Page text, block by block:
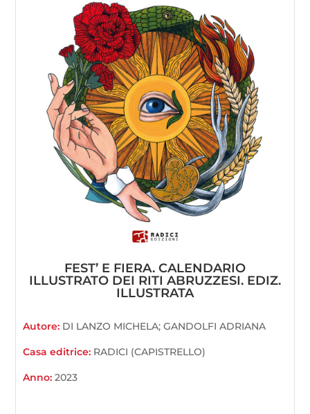
FEST’ E FIERA. CALENDARIO
ILLUSTRATO DEI RITI ABRUZZESI. EDIZ.
ILLUSTRATA
Autore: DI LANZO MICHELA; GANDOLFI ADRIANA
Casa editrice: RADICI (CAPISTRELLO)
Anno:2023